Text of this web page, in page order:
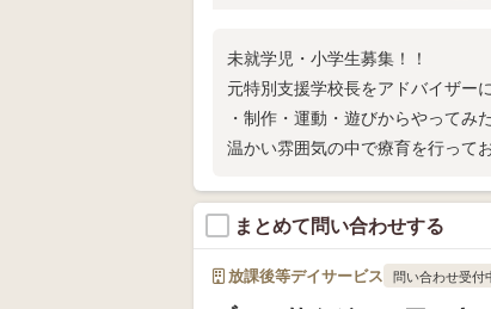
未就学児・小学生募集！！
元特別支援学校長をアドバイザー
・制作・運動・遊びからやってみ
温かい雰囲気の中で療育を行って
まとめて問い合わせする
放課後等デイサービス 問い合わせ受付